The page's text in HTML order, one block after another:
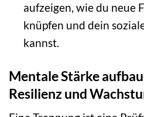
aufzeigen, wie du neue
knüpfen und dein
kannst.
Mentale Stärke
Resilienz und